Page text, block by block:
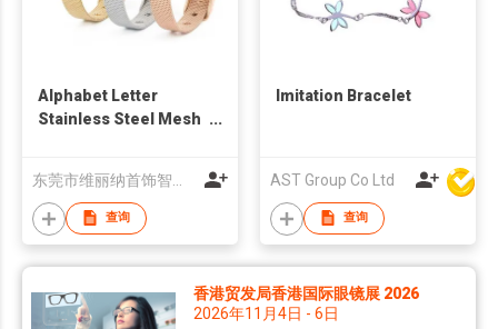
Alphabet Letter
Stainless Steel Mesh
查询
Imitation Bracelet
AST Group Co Ltd
查询
香港贸发局香港国际眼镜展 2026
2026年11月4日 - 6日